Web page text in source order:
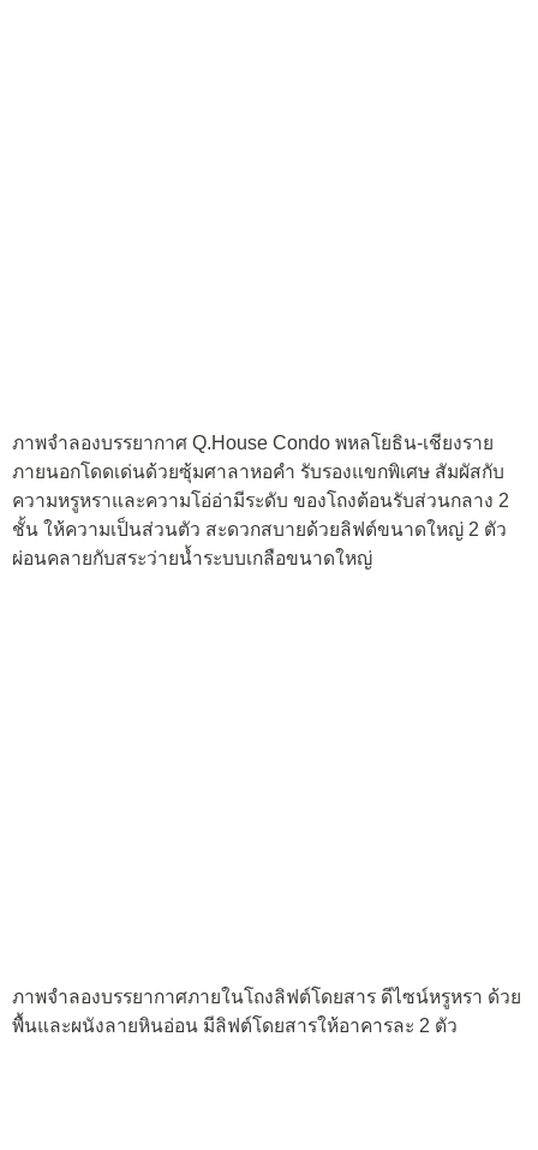
ภาพจำลองบรรยากาศ Q.House Condo พหลโยธิน-เชียงราย
ภายนอกโดดเด่นด้วยซุ้มศาลาหอคำ รับรองแขกพิเศษ สัมผัสกับ
ความหรูหราและความโอ่อ่ามีระดับ ของโถงต้อนรับส่วนกลาง 2
ชั้น ให้ความเป็นส่วนตัว สะดวกสบายด้วยลิฟต์ขนาดใหญ่ 2 ตัว
ผ่อนคลายกับสระว่ายน้ำระบบเกลือขนาดใหญ่
ภาพจำลองบรรยากาศภายในโถงลิฟต์โดยสาร ดีไซน์หรูหรา ด้วย
พื้นและผนังลายหินอ่อน มีลิฟต์โดยสารให้อาคารละ 2 ตัว